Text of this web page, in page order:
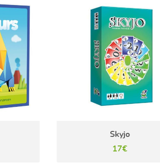
Skyjo
17€